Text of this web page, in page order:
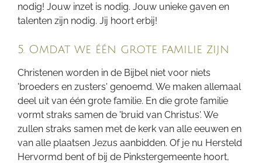
nodig! Jouw inzet is nodig. Jouw unieke gaven en
talenten zijn nodig. Jij hoort erbij!
5. Omdat we één grote familie zijn
Christenen worden in de Bijbel niet voor niets
'broeders en zusters' genoemd. We maken allemaal
deel uit van één grote familie. En die grote familie
vormt straks samen de 'bruid van Christus'. We
zullen straks samen met de kerk van alle eeuwen en
van alle plaatsen Jezus aanbidden. Of je nu Hersteld
Hervormd bent of bij de Pinkstergemeente hoort,